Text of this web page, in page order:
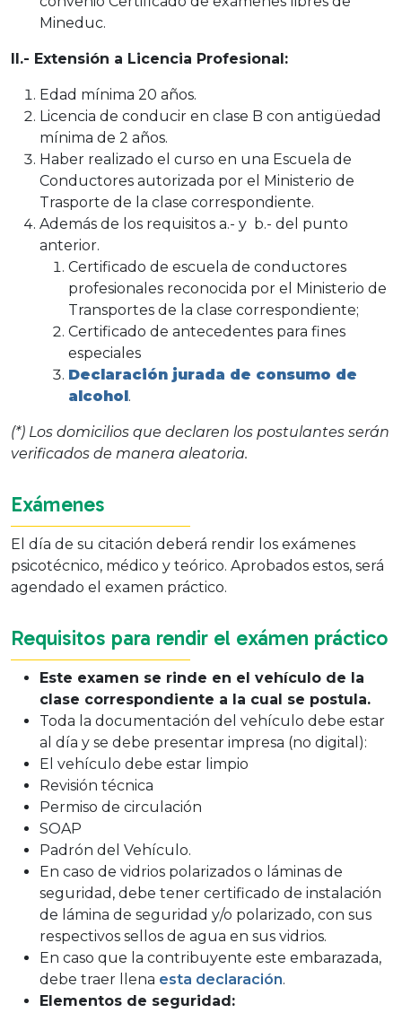
Mineduc.
II.- Extensión a Licencia Profesional:
Edad mínima 20 años.
Licencia de conducir en clase B con antigüedad
mínima de 2 años.
Haber realizado el curso en una Escuela de
Conductores autorizada por el Ministerio de
Trasporte de la clase correspondiente.
Además de los requisitos a.- y b.- del punto
anterior.
Certificado de escuela de conductores
profesionales reconocida por el Ministerio de
Transportes de la clase correspondiente;
Certificado de antecedentes para fines
especiales
Declaración jurada de consumo de
alcohol.
(*) Los domicilios que declaren los postulantes serán
verificados de manera aleatoria.
Exámenes
El día de su citación deberá rendir los exámenes
psicotécnico, médico y teórico. Aprobados estos, será
agendado el examen práctico.
Requisitos para rendir el exámen práctico
Este examen se rinde en el vehículo de la
clase correspondiente a la cual se postula.
Toda la documentación del vehículo debe estar
al día y se debe presentar impresa (no digital):
El vehículo debe estar limpio
Revisión técnica
Permiso de circulación
SOAP
Padrón del Vehículo.
En caso de vidrios polarizados o láminas de
seguridad, debe tener certificado de instalación
de lámina de seguridad y/o polarizado, con sus
respectivos sellos de agua en sus vidrios.
En caso que la contribuyente este embarazada,
debe traer llena esta declaración.
Elementos de seguridad: